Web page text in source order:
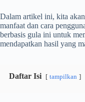
Dalam artikel ini, kita
manfaat dan cara
berbasis gula ini untuk
mendapatkan hasil yang
Daftar Isi tampilkan